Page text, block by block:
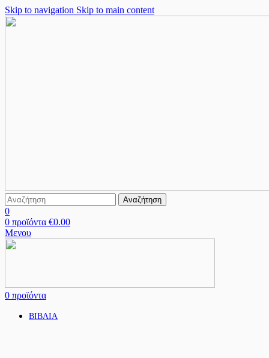
Skip to navigation Skip to main content
Αναζήτηση
0
0 προϊόντα €0.00
Μενου
0 προϊόντα
ΒΙΒΛΙΑ